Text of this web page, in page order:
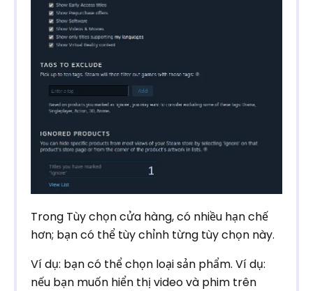
Trong Tùy chọn cửa hàng, có nhiều hạn chế
hơn; bạn có thể tùy chỉnh từng tùy chọn này.
Ví dụ: bạn có thể chọn loại sản phẩm. Ví dụ:
nếu bạn muốn hiển thị video và phim trên